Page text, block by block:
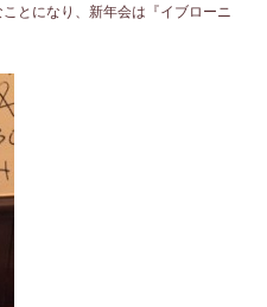
とになり、新年会は『イブローニ